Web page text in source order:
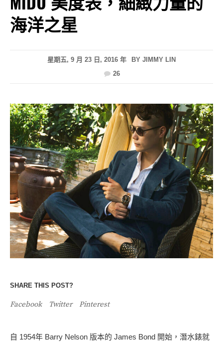
海洋之星
星期五, 9 月 23 日, 2016 年 BY JIMMY LIN
26
SHARE THIS POST?
Facebook Twitter Pinterest
自 1954年 Barry Nelson 版本的 James Bond 開始，潛水錶就